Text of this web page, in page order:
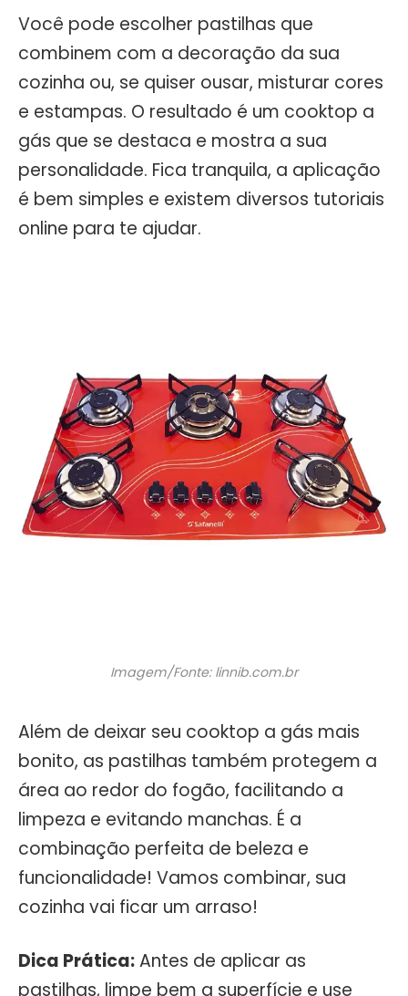
Você pode escolher pastilhas que
combinem com a decoração da sua
cozinha ou, se quiser ousar, misturar cores
e estampas. O resultado é um cooktop a
gás que se destaca e mostra a sua
personalidade. Fica tranquila, a aplicação
é bem simples e existem diversos tutoriais
online para te ajudar.
Imagem/Fonte: linnib.com.br
Além de deixar seu cooktop a gás mais
bonito, as pastilhas também protegem a
área ao redor do fogão, facilitando a
limpeza e evitando manchas. É a
combinação perfeita de beleza e
funcionalidade! Vamos combinar, sua
cozinha vai ficar um arraso!
Dica Prática:Antes de aplicar as
pastilhas, limpe bem a superfície e use